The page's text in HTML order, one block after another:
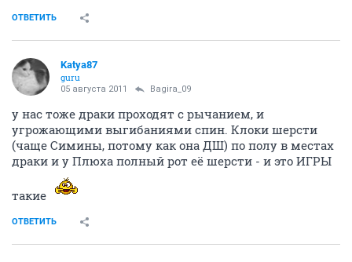
ОТВЕТИТЬ
Katya87
guru
05 августа 2011 Bagira_09
у нас тоже драки проходят с рычанием, и
угрожающими выгибаниями спин. Клоки шерсти
(чаще Симины, потому как она ДШ) по полу в местах
драки и у Плюха полный рот её шерсти - и это ИГРЫ
такие
ОТВЕТИТЬ